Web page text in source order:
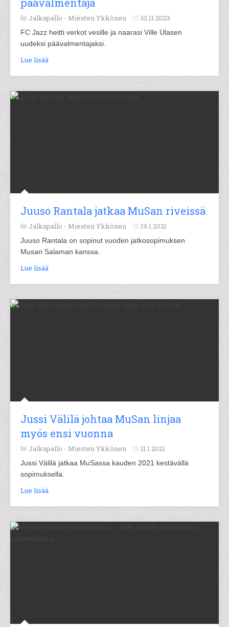
Jalkapallo - Miesten Ykkönen 10.11.2023
FC Jazz heitti verkot vesille ja naarasi Ville Ulasen
uudeksi päävalmentajaksi.
Lue lisää
Juuso Rantala jatkaa MuSan riveissä
Jalkapallo - Miesten Ykkönen 19.1.2021
Juuso Rantala on sopinut vuoden jatkosopimuksen
Musan Salaman kanssa.
Lue lisää
Jussi Välilä johtaa MuSan linjaa
myös ensi vuonna
Jalkapallo - Miesten Ykkönen 11.1.2021
Jussi Välilä jatkaa MuSassa kauden 2021 kestävällä
sopimuksella.
Lue lisää